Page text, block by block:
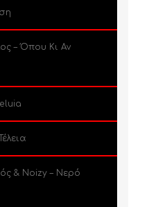
– Όπου Κι Αν
& Noizy – Νερό